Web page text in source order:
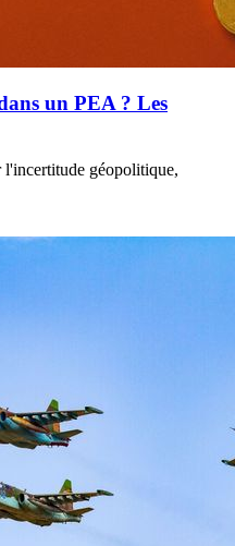
un PEA ? Les
l'incertitude géopolitique,